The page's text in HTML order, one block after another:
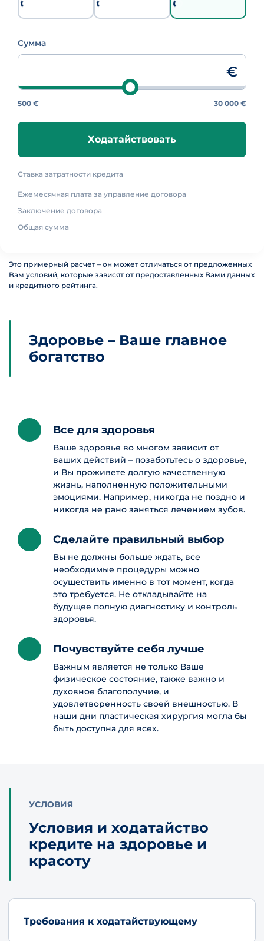
Сумма
€
500 € 30 000 €
Ходатайствовать
Ставка затратности кредита
Ежемесячная плата за управление договора
Заключение договора
Общая сумма
Это примерный расчет – он может отличаться от предложенных
Вам условий, которые зависят от предoставленных Вами данных
и кредитного рейтинга.
Здоровье – Ваше главное
богатство
Все для здоровья
Ваше здоровье во многом зависит от
ваших действий – позаботьтесь о здоровье,
и Вы проживете долгую качественную
жизнь, наполненную положительными
эмоциями. Например, никогда не поздно и
никогда не рано заняться лечением зубов.
Сделайте правильный выбор
Вы не должны больше ждать, все
необходимые процедуры можно
осуществить именно в тот момент, когда
это требуется. Не откладывайте на
будущее полную диагностику и контроль
здоровья.
Почувствуйте себя лучше
Важным является не только Ваше
физическое состояние, также важно и
духовное благополучие, и
удовлетворенность своей внешностью. В
наши дни пластическая хирургия могла бы
быть доступна для всех.
УСЛОВИЯ
Условия и ходатайство
кредите на здоровье и
красоту
Требования к ходатайствующему